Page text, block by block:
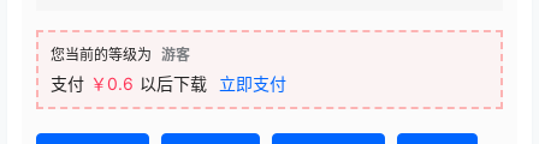
您当前的等级为 游客
支付 ￥0.6 以后下载 立即支付